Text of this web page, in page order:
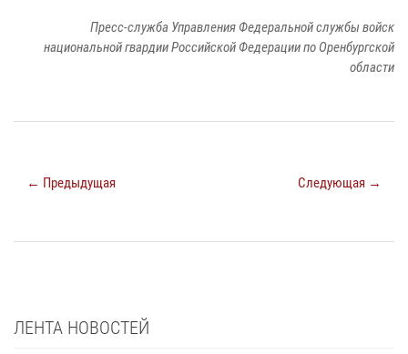
Пресс-служба Управления Федеральной службы войск
национальной гвардии Российской Федерации по Оренбургской
области
← Предыдущая Следующая →
ЛЕНТА НОВОСТЕЙ